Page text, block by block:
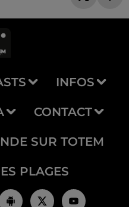
INFOS
CONTACT
SUR TOTEM
PLAGES